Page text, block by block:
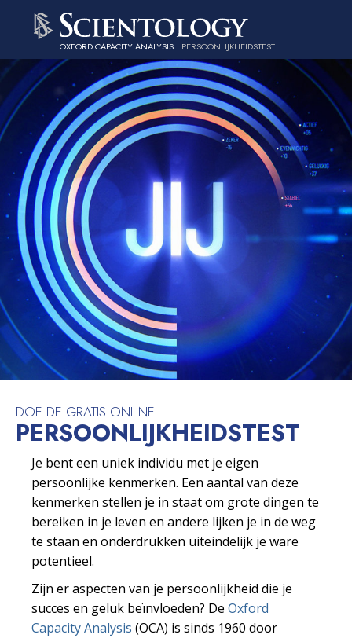
OXFORD CAPACITY ANALYSIS PERSOONLIJKHEIDSTEST
DOE DE GRATIS ONLINE
PERSOONLIJKHEIDS­TEST
Je bent een uniek individu met je eigen
persoonlijke kenmerken. Een aantal van deze
kenmerken stellen je in staat om grote dingen te
bereiken in je leven en andere lijken je in de weg
te staan en onderdrukken uiteindelijk je ware
potentieel.
Zijn er aspecten van je persoonlijkheid die je
succes en geluk beïnvloeden? De Oxford
Capacity Analysis (OCA) is sinds 1960 door